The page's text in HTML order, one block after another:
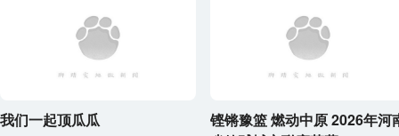
我们一起顶瓜瓜
铿锵豫篮 燃动中原 2026年河